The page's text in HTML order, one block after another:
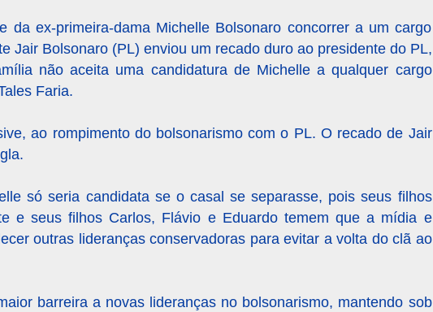
da ex-primeira-dama Michelle Bolsonaro concorrer a um cargo
Jair Bolsonaro (PL) enviou um recado duro ao presidente do PL,
não aceita uma candidatura de Michelle a qualquer cargo
Faria.
ao rompimento do bolsonarismo com o PL. O recado de Jair
só seria candidata se o casal se separasse, pois seus filhos
e seus filhos Carlos, Flávio e Eduardo temem que a mídia e
outras lideranças conservadoras para evitar a volta do clã ao
barreira a novas lideranças no bolsonarismo, mantendo sob